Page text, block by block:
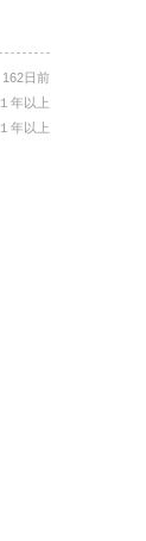
162日前
１年以上
１年以上